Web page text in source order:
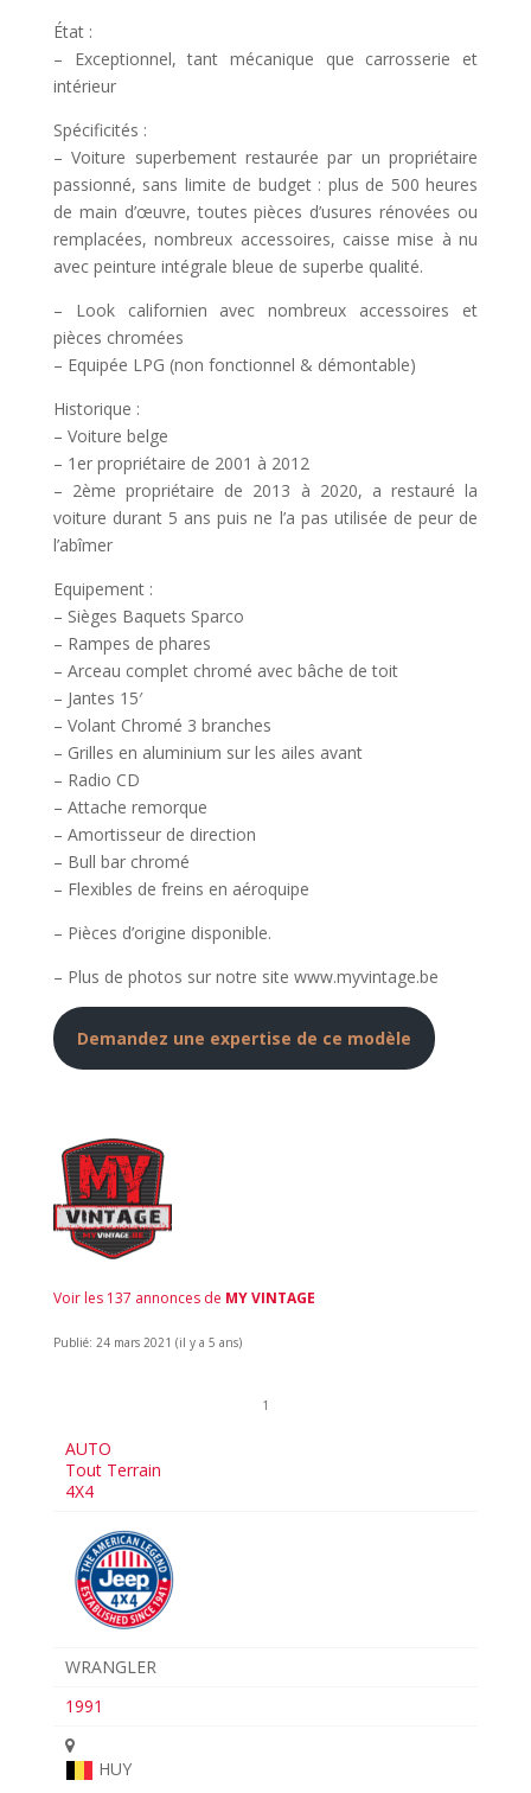
État :
– Exceptionnel, tant mécanique que carrosserie et
intérieur
Spécificités :
– Voiture superbement restaurée par un propriétaire
passionné, sans limite de budget : plus de 500 heures
de main d’œuvre, toutes pièces d’usures rénovées ou
remplacées, nombreux accessoires, caisse mise à nu
avec peinture intégrale bleue de superbe qualité.
– Look californien avec nombreux accessoires et
pièces chromées
– Equipée LPG (non fonctionnel & démontable)
Historique :
– Voiture belge
– 1er propriétaire de 2001 à 2012
– 2ème propriétaire de 2013 à 2020, a restauré la
voiture durant 5 ans puis ne l’a pas utilisée de peur de
l’abîmer
Equipement :
– Sièges Baquets Sparco
– Rampes de phares
– Arceau complet chromé avec bâche de toit
– Jantes 15′
– Volant Chromé 3 branches
– Grilles en aluminium sur les ailes avant
– Radio CD
– Attache remorque
– Amortisseur de direction
– Bull bar chromé
– Flexibles de freins en aéroquipe
– Pièces d’origine disponible.
– Plus de photos sur notre site www.myvintage.be
Demandez une expertise de ce modèle
Voir les 137 annonces de MY VINTAGE
Publié: 24 mars 2021 (il y a 5 ans)
1
AUTO
Tout Terrain
4X4
WRANGLER
1991
HUY